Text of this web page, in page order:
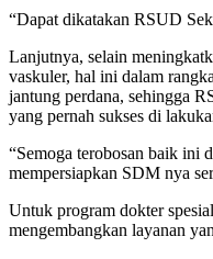
“Dapat dikatakan RSUD
Lanjutnya, selain
vaskuler, hal ini dalam
jantung perdana, sehingga
yang pernah sukses di
“Semoga terobosan baik ini
mempersiapkan SDM nya
Untuk program dokter
mengembangkan layanan